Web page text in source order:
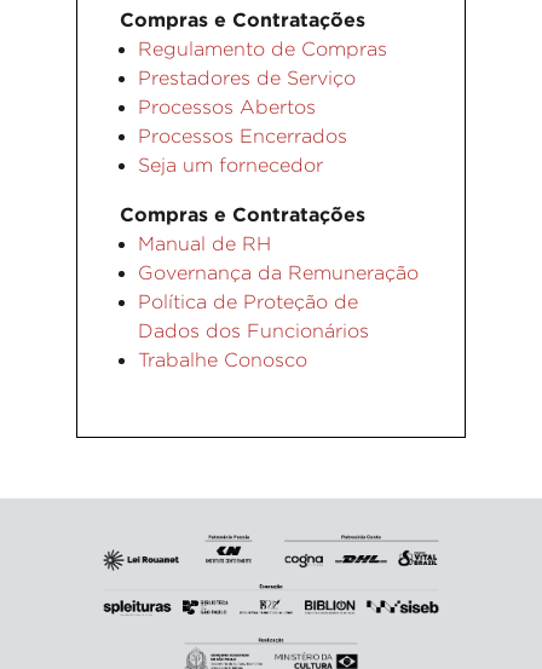
Compras e Contratações
Regulamento de Compras
Prestadores de Serviço
Processos Abertos
Processos Encerrados
Seja um fornecedor
Compras e Contratações
Manual de RH
Governança da Remuneração
Política de Proteção de
Dados dos Funcionários
Trabalhe Conosco